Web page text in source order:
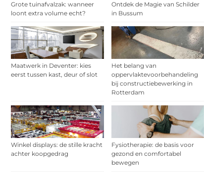
Grote tuinafvalzak: wanneer
loont extra volume echt?
Ontdek de Magie van Schilder
in Bussum
Maatwerk in Deventer: kies
eerst tussen kast, deur of slot
Het belang van
oppervlaktevoorbehandeling
bij constructiebewerking in
Rotterdam
Winkel displays: de stille kracht
achter koopgedrag
Fysiotherapie: de basis voor
gezond en comfortabel
bewegen